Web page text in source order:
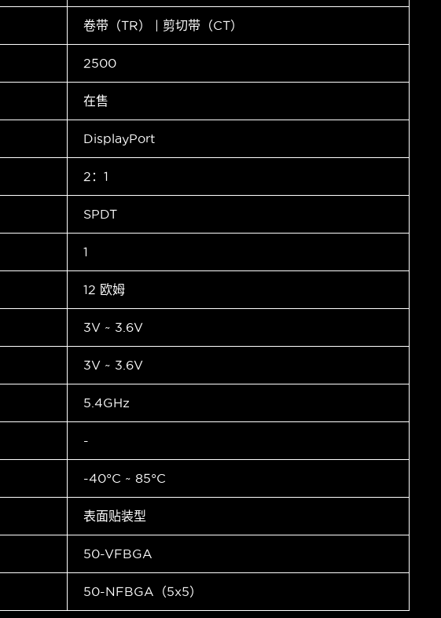
卷带（TR） | 剪切带（CT）
2500
在售
DisplayPort
2：1
SPDT
1
12 欧姆
3V ~ 3.6V
3V ~ 3.6V
5.4GHz
-
-40°C ~ 85°C
表面贴装型
50-VFBGA
50-NFBGA（5x5）